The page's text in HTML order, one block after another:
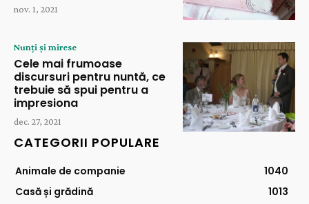
nov. 1, 2021
Nunți și mirese
Cele mai frumoase
discursuri pentru nuntă, ce
trebuie să spui pentru a
impresiona
dec. 27, 2021
CATEGORII POPULARE
Animale de companie
1040
Casă și grădină
1013